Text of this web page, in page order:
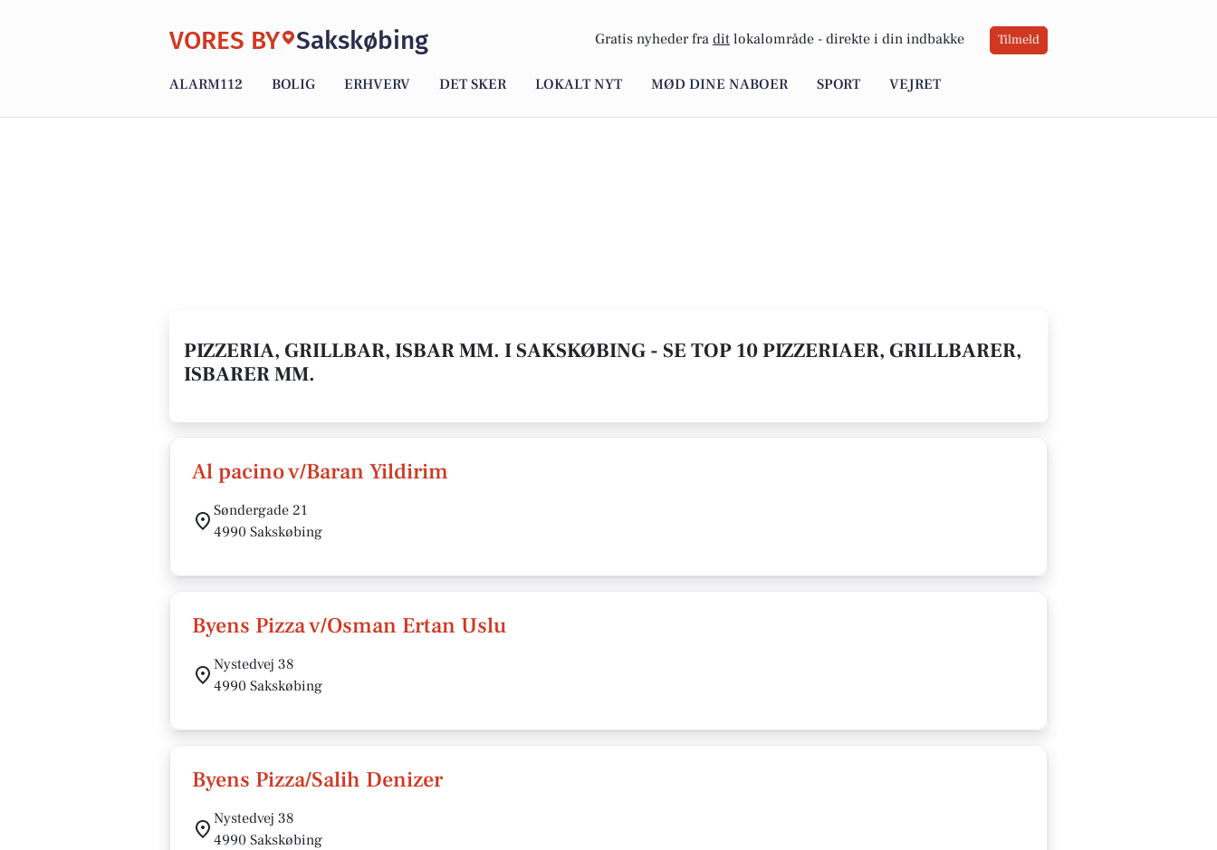
VORES BY Sakskøbing Gratis nyheder fra dit lokalområde - direkte i din indbakke Tilmeld
ALARM112 BOLIG ERHVERV DET SKER LOKALT NYT MØD DINE NABOER SPORT VEJRET
PIZZERIA, GRILLBAR, ISBAR MM. I SAKSKØBING - SE TOP 10 PIZZERIAER, GRILLBARER,
ISBARER MM.
Al pacino v/Baran Yildirim
Søndergade 21
4990 Sakskøbing
Byens Pizza v/Osman Ertan Uslu
Nystedvej 38
4990 Sakskøbing
Byens Pizza/Salih Denizer
Nystedvej 38
4990 Sakskøbing